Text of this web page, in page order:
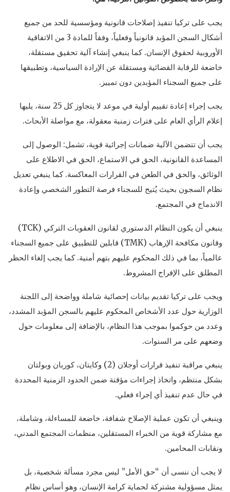
يجب على تركيا تنفيذ إصلاحات قانونية ومؤسسية للحد من جميع
أشكال السجن المؤبد قانونياً وفعلياً، وفقاً للمادة 3 من الاتفاقية
الأوروبية لحقوق الإنسان. كما ينبغي إنشاء آلية تحقيق مستقلة،
خاضعة للرقابة القضائية ومستقلة عن الإرادة السياسية، وتطبيقها
على جميع السجناء المؤبدين دون تمييز.
يجب إجراء إعادة تقييم أولية في موعد لا يتجاوز كل 25 سنة، يليها
إعلام الرأي العام على فترات زمنية معقولة، مع مواصلة الأبحاث.
يجب أن تتضمن الآلية ضمانات إجرائية قوية، تشمل: الوصول إلى
المساعدة القانونية، الحق في الاستماع، الحق في الاطلاع على
الوثائق، والحق في الطعن في القرارات المعاكسة. كما ينبغي تعديل
نظام السجون بحيث يُتيح للسجناء فرصة التطور الشخصي وإعادة
الاندماج في المجتمع.
ينبغي أن يكون النظام الدستوري لقانون العقوبات التركي (TCK)
وقانون مكافحة الإرهاب (TMK) قابلين للتطبيق على جميع السجناء
عالمياً، بما في ذلك المحكوم عليهم بتهم أمنية. كما يجب إلغاء الحظر
المطلق على الإفراج المشروط.
ويجب على تركيا تقديم بيانات إحصائية شاملة وواضحة إلى اللجنة
الوزارية حول عدد الأشخاص المحكوم عليهم بالسجن المؤبد المشدد،
وعدد من حوكموا بموجب هذا النظام، بالإضافة إلى معلومات حول
وضعهم على مر السنوات.
ينبغي مراقبة تنفيذ قرارات أوجلان (2) وكايتان، كوربان وبولتان
بشكل منتظم، واتخاذ إجراءات مؤقتة ضمن الحدود الزمنية المحددة
في حال عدم تنفيذ أي إجراء فعلي.
وينبغي أن تكون عملية الإصلاح شفافة، خاضعة للمساءلة، وشاملة،
مع مشاركة قوية من الخبراء المستقلين، منظمات المجتمع المدني،
ونقابات المحامين.
لا يجب أن ننسى أن “حق الأمل” ليس مجرد مسألة شخصية، بل
يمثل مسؤولية مشتركة لحماية كرامة الإنسان، وهو أساس نظام